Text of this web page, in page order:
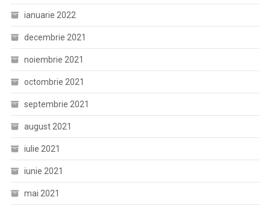
ianuarie 2022
decembrie 2021
noiembrie 2021
octombrie 2021
septembrie 2021
august 2021
iulie 2021
iunie 2021
mai 2021